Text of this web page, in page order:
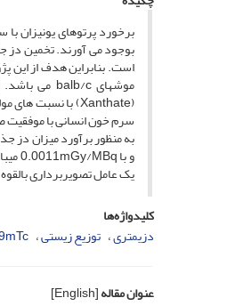
برخورد پرتوهای یونیزان
بوجود می ­آورند. تخمین دز
است. بنابراین هدف از این
(Xanthate) با نسبت­ های مولی معین سنتز شد. سپس فرآیند نشان دار سازی آن با
و با 0.0011mGy/MBq می­باشد.
یک عامل تصویربرداری
کلیدواژه‌ها
دزیمتری توزیع زیستی
عنوان مقاله[English]